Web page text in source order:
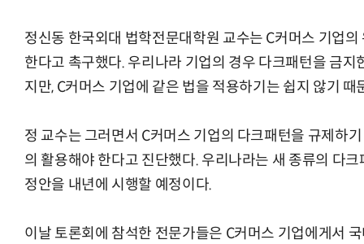
정신동 한국외대 법학전문대학원 교수는 C커머스 기업
한다고 촉구했다. 우리나라 기업의 경우 다크패턴을 금
지만, C커머스 기업에 같은 법을 적용하기는 쉽지 않기 때
정 교수는 그러면서 C커머스 기업의 다크패턴을 규제하
의 활용해야 한다고 진단했다. 우리나라는 새 종류의 다
정안을 내년에 시행할 예정이다.
이날 토론회에 참석한 전문가들은 C커머스 기업에게서